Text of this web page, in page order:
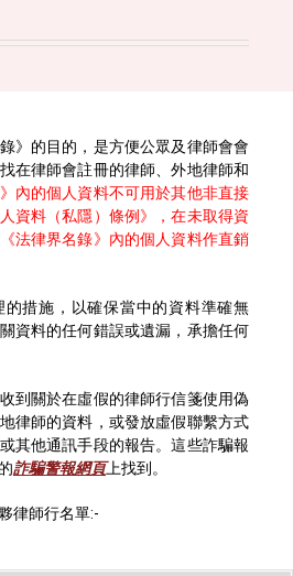
》的目的，是方便公眾及律師會會
在律師會註冊的律師、外地律師和
》內的個人資料不可用於其他非直接
資料（私隱）條例》，在未取得資
法律界名錄》內的個人資料作直銷
措施，以確保當中的資料準確無
資料的任何錯誤或遺漏，承擔任何
到關於在虛假的律師行信箋使用偽
律師的資料，或發放虛假聯繫方式
其他通訊手段的報告。這些詐騙報
詐騙警報網頁上找到。
律師行名單:-